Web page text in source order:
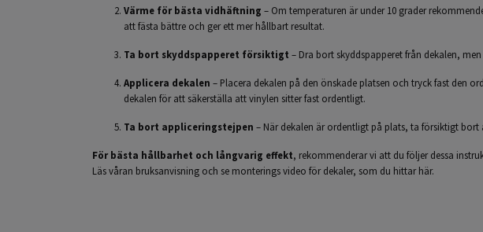
Värme för bästa vidhäftning – Om temperaturen är under 10 grader
att fästa bättre och ger ett mer hållbart resultat.
Ta bort skyddspapperet försiktigt – Dra bort skyddspapperet från dekalen,
Applicera dekalen – Placera dekalen på den önskade platsen och tryck fast den
dekalen för att säkerställa att vinylen sitter fast ordentligt.
Ta bort appliceringstejpen – När dekalen är ordentligt på plats, ta försiktigt
För bästa hållbarhet och långvarig effekt, rekommenderar vi att du följer dessa
Läs våran bruksanvisning och se monterings video för dekaler, som du hittar här.